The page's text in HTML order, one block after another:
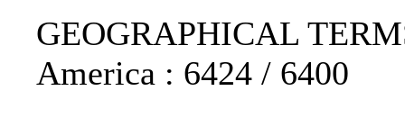
GEOGRAPHICAL
America : 6424 / 6400